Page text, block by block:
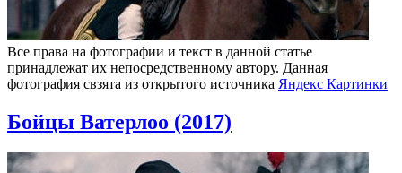
Все права на фотографии и текст в данной статье
принадлежат их непосредственному автору. Данная
фотография свзята из открытого источника Яндекс Картинки
Бойцы Ватерлоо (2017)